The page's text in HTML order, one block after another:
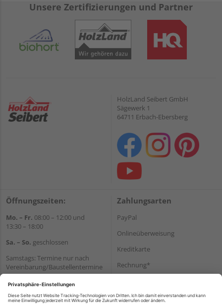
Unsere Zertifizierungen und Partner
HolzLand Seibert GmbH
Sägewerk 1
64711 Erbach-Ebersberg
Öffnungszeiten:
Mo. – Fr. 08:00 – 12:00 und
13:30 – 18:00
Sa. – So. geschlossen
Samstags: Termine nur nach
Vereinbarung/Baustellentermine
Wir helfen Ihnen gerne
weiter
Zahlungsarten
PayPal
Onlineüberweisung
Kreditkarte
Rechnung*
Versand